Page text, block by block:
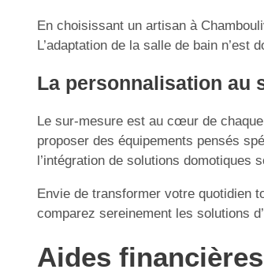
En choisissant un artisan à
L’adaptation de la salle de bain
La personnalisation au
Le sur-mesure est au cœur de
proposer des équipements pensés
l’intégration de solutions domotiques
Envie de transformer votre quotidien
comparez sereinement les solutions
Aides